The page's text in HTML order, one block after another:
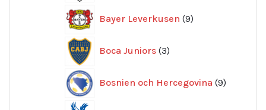
Bayer Leverkusen 9
produkter
Boca Juniors 3
produkter
Bosnien och Hercegovina 9
produkter